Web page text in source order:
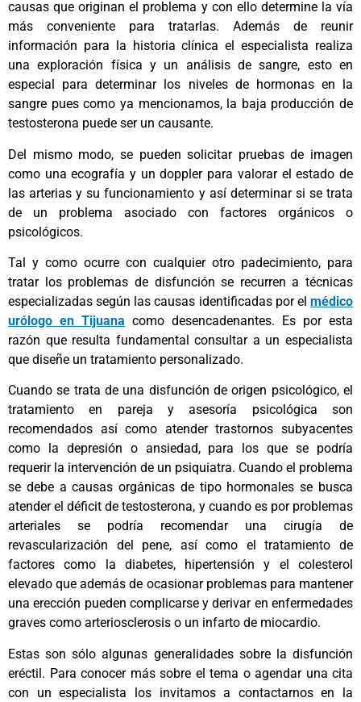
causas que originan el problema y con ello determine la vía
más conveniente para tratarlas. Además de reunir
información para la historia clínica el especialista realiza
una exploración física y un análisis de sangre, esto en
especial para determinar los niveles de hormonas en la
sangre pues como ya mencionamos, la baja producción de
testosterona puede ser un causante.
Del mismo modo, se pueden solicitar pruebas de imagen
como una ecografía y un doppler para valorar el estado de
las arterias y su funcionamiento y así determinar si se trata
de un problema asociado con factores orgánicos o
psicológicos.
Tal y como ocurre con cualquier otro padecimiento, para
tratar los problemas de disfunción se recurren a técnicas
especializadas según las causas identificadas por el médico
urólogo en Tijuana como desencadenantes. Es por esta
razón que resulta fundamental consultar a un especialista
que diseñe un tratamiento personalizado.
Cuando se trata de una disfunción de origen psicológico, el
tratamiento en pareja y asesoría psicológica son
recomendados así como atender trastornos subyacentes
como la depresión o ansiedad, para los que se podría
requerir la intervención de un psiquiatra. Cuando el problema
se debe a causas orgánicas de tipo hormonales se busca
atender el déficit de testosterona, y cuando es por problemas
arteriales se podría recomendar una cirugía de
revascularización del pene, así como el tratamiento de
factores como la diabetes, hipertensión y el colesterol
elevado que además de ocasionar problemas para mantener
una erección pueden complicarse y derivar en enfermedades
graves como arteriosclerosis o un infarto de miocardio.
Estas son sólo algunas generalidades sobre la disfunción
eréctil. Para conocer más sobre el tema o agendar una cita
con un especialista los invitamos a contactarnos en la